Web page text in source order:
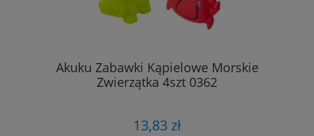
Akuku Zabawki Kąpielowe Morskie
Zwierzątka 4szt 0362
13,83 zł